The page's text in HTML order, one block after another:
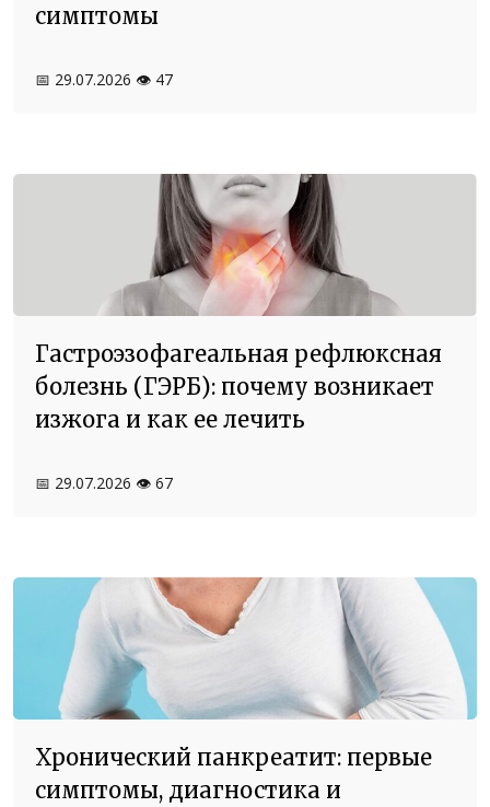
симптомы
📅 29.07.2026 👁️ 47
Гастроэзофагеальная рефлюксная
болезнь (ГЭРБ): почему возникает
изжога и как ее лечить
📅 29.07.2026 👁️ 67
Хронический панкреатит: первые
симптомы, диагностика и